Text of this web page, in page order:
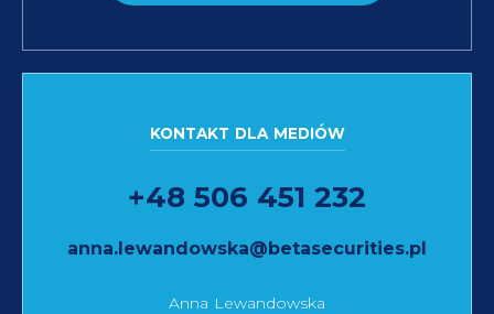
KONTAKT DLA MEDIÓW
+48 506 451 232
anna.lewandowska@betasecurities.pl
Anna Lewandowska